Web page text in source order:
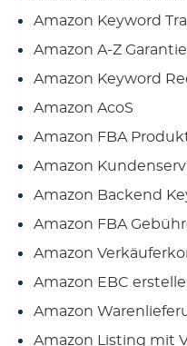
Amazon Keyword
Amazon A-Z Garantie
Amazon Keyword
Amazon AcoS
Amazon FBA
Amazon
Amazon Backend
Amazon FBA
Amazon
Amazon EBC
Amazon
Amazon Listing mit